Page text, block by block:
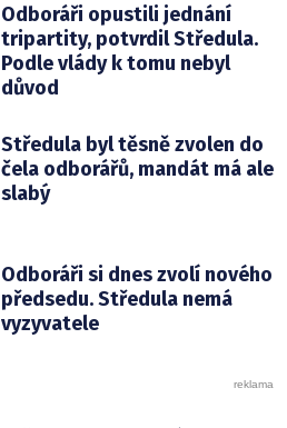
Odboráři opustili jednání
tripartity, potvrdil Středula.
Podle vlády k tomu nebyl
důvod
Středula byl těsně zvolen do
čela odborářů, mandát má ale
slabý
Odboráři si dnes zvolí nového
předsedu. Středula nemá
vyzyvatele